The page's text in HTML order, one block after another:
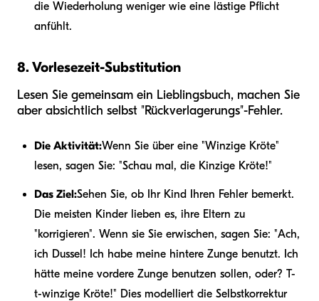
die Wiederholung weniger wie eine lästige Pflicht
anfühlt.
8. Vorlesezeit-Substitution
Lesen Sie gemeinsam ein Lieblingsbuch, machen Sie
aber absichtlich selbst "Rückverlagerungs"-Fehler.
Die Aktivität:Wenn Sie über eine "Winzige Kröte"
lesen, sagen Sie: "Schau mal, die Kinzige Kröte!"
Das Ziel:Sehen Sie, ob Ihr Kind Ihren Fehler bemerkt.
Die meisten Kinder lieben es, ihre Eltern zu
"korrigieren". Wenn sie Sie erwischen, sagen Sie: "Ach,
ich Dussel! Ich habe meine hintere Zunge benutzt. Ich
hätte meine vordere Zunge benutzen sollen, oder? T-
t-winzige Kröte!" Dies modelliert die Selbstkorrektur